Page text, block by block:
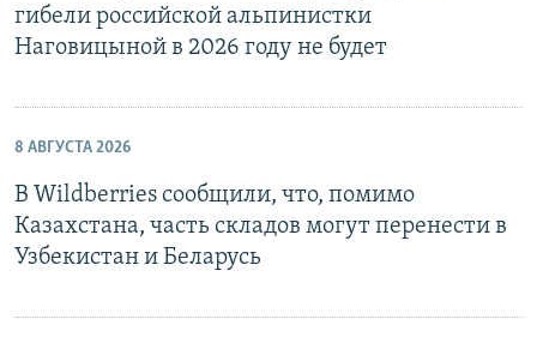
гибели российской альпинистки
Наговицыной в 2026 году не будет
8 АВГУСТА 2026
В Wildberries сообщили, что, помимо
Казахстана, часть складов могут перенести в
Узбекистан и Беларусь